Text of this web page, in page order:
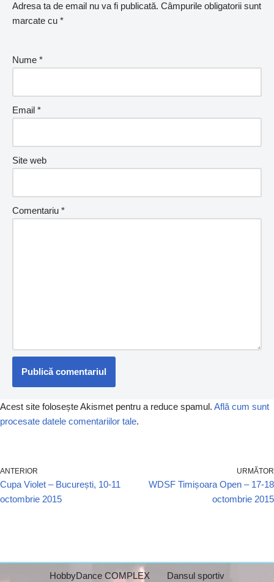
Adresa ta de email nu va fi publicată. Câmpurile obligatorii sunt
marcate cu *
Nume *
Email *
Site web
Comentariu *
Acest site folosește Akismet pentru a reduce spamul. Află cum sunt
procesate datele comentariilor tale.
ANTERIOR
Cupa Violet – București, 10-11
octombrie 2015
URMĂTOR
WDSF Timișoara Open – 17-18
octombrie 2015
HobbyDance COMPLEX
Dansul sportiv